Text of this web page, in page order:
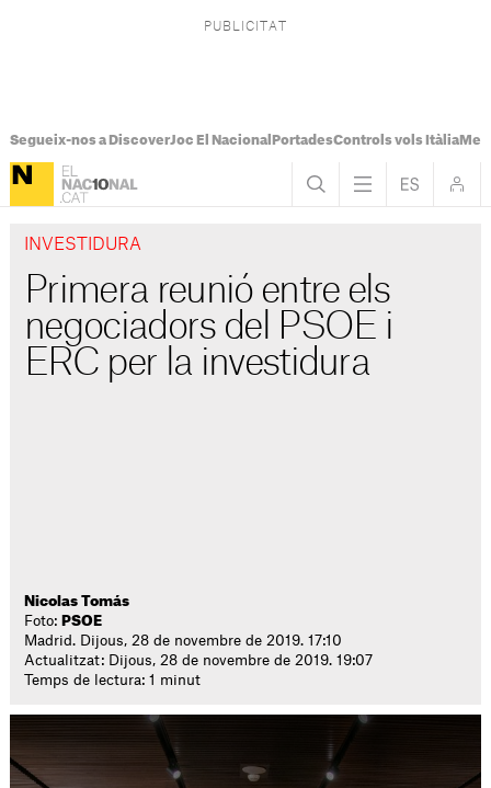
Segueix-nos a DiscoverJoc El Nacional PortadesControls vols Itàlia
INVESTIDURA
Primera reunió entre els
negociadors del PSOE i
ERC per la investidura
Nicolas Tomás
Foto: PSOE
Madrid. Dijous, 28 de novembre de 2019. 17:10
Actualitzat: Dijous, 28 de novembre de 2019. 19:07
Temps de lectura: 1 minut